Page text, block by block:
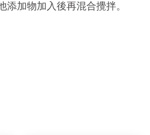
添加物加入後再混合攪拌。